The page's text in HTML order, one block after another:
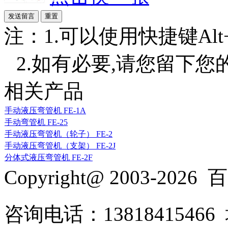
注：1.可以使用快捷键
2.如有必要,请您留下您
相关产品
手动液压弯管机 FE-1A
手动弯管机 FE-25
手动液压弯管机（轮子） FE-2
手动液压弯管机（支架） FE-2J
分体式液压弯管机 FE-2F
Copyright@ 2003-2026
咨询电话：